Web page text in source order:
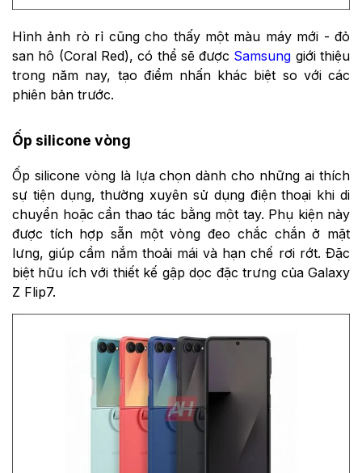
Hình ảnh rò rỉ cũng cho thấy một màu máy mới - đỏ
san hô (Coral Red), có thể sẽ được Samsung giới thiệu
trong năm nay, tạo điểm nhấn khác biệt so với các
phiên bản trước.
Ốp silicone vòng
Ốp silicone vòng là lựa chọn dành cho những ai thích
sự tiện dụng, thường xuyên sử dụng điện thoại khi di
chuyển hoặc cần thao tác bằng một tay. Phụ kiện này
được tích hợp sẵn một vòng đeo chắc chắn ở mặt
lưng, giúp cầm nắm thoải mái và hạn chế rơi rớt. Đặc
biệt hữu ích với thiết kế gập dọc đặc trưng của Galaxy
Z Flip7.